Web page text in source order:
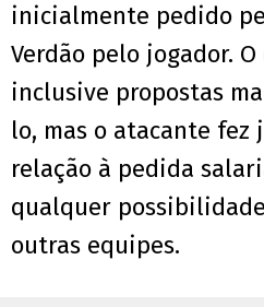
inicialmente pedido
Verdão pelo jogador.
inclusive propostas
lo, mas o atacante fez
relação à pedida
qualquer
outras equipes.